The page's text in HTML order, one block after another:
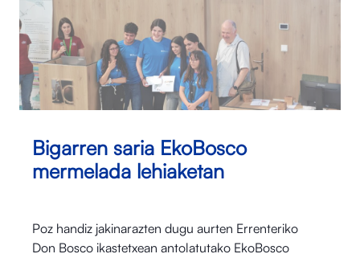
Bigarren saria EkoBosco
mermelada lehiaketan
Poz handiz jakinarazten dugu aurten Errenteriko
Don Bosco ikastetxean antolatutako EkoBosco